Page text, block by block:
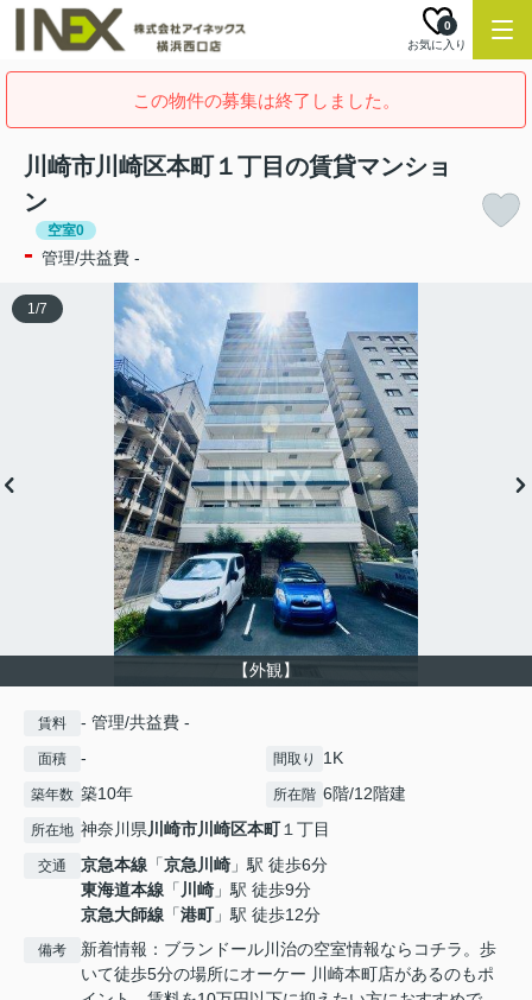
お気に入り
0
この物件の募集は終了しました。
川崎市川崎区本町１丁目の賃貸マンショ
ン
空室0
- 管理/共益費 -
【外観】
1/7
賃料 - 管理/共益費 -
面積 - 間取り 1K
築年数 築10年 所在階 6階/12階建
所在地 神奈川県川崎市川崎区本町１丁目
交通 京急本線 「京急川崎 」駅 徒歩6分
東海道本線 「 川崎 」駅 徒歩9分
京急大師線 「港町」駅 徒歩12分
備考
新着情報：ブランドール川治の空室情報ならコチラ。歩
いて徒歩5分の場所にオーケー 川崎本町店があるのもポ